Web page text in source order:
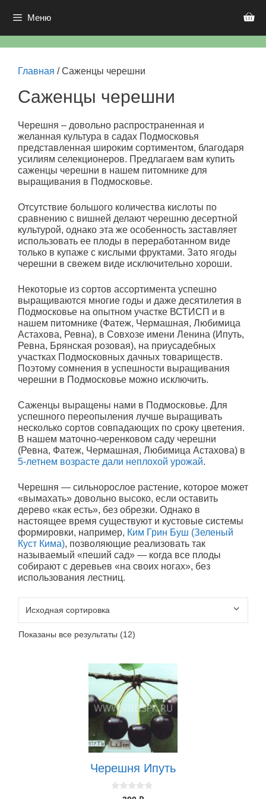
Меню
Главная / Саженцы черешни
Саженцы черешни
Черешня – довольно распространенная и
желанная культура в садах Подмосковья
представленная широким сортиментом, благодаря
усилиям селекционеров. Предлагаем вам купить
саженцы черешни в нашем питомнике для
выращивания в Подмосковье.
Отсутствие большого количества кислоты по
сравнению с вишней делают черешню десертной
культурой, однако эта же особенность заставляет
использовать ее плоды в переработанном виде
только в купаже с кислыми фруктами. Зато ягоды
черешни в свежем виде исключительно хороши.
Некоторые из сортов ассортимента успешно
выращиваются многие годы и даже десятилетия в
Подмосковье на опытном участке ВСТИСП и в
нашем питомнике (Фатеж, Чермашная, Любимица
Астахова, Ревна), в Совхозе имени Ленина (Ипуть,
Ревна, Брянская розовая), на приусадебных
участках Подмосковных дачных товариществ.
Поэтому сомнения в успешности выращивания
черешни в Подмосковье можно исключить.
Саженцы выращены нами в Подмосковье. Для
успешного переопыления лучше выращивать
несколько сортов совпадающих по сроку цветения.
В нашем маточно-черенковом саду черешни
(Ревна, Фатеж, Чермашная, Любимица Астахова) в
5-летнем возрасте дали неплохой урожай.
Черешня — сильнорослое растение, которое может
«вымахать» довольно высоко, если оставить
дерево «как есть», без обрезки. Однако в
настоящее время существуют и кустовые системы
формировки, например, Ким Грин Буш (Зеленый
Куст Кима), позволяющие реализовать так
называемый «пеший сад» — когда все плоды
собирают с деревьев «на своих ногах», без
использования лестниц.
Показаны все результаты (12)
Черешня Ипуть